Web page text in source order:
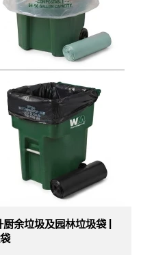
余垃圾及园林垃圾袋 |